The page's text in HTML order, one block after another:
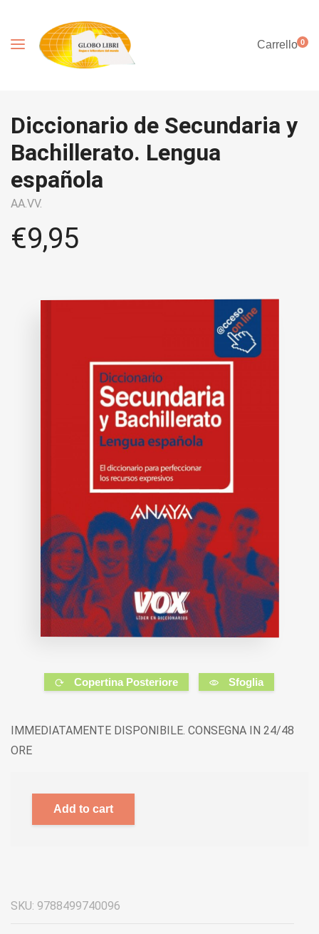
Carrello0
Diccionario de Secundaria y
Bachillerato. Lengua
española
AA.VV.
€9,95
Copertina Posteriore Sfoglia
IMMEDIATAMENTE DISPONIBILE. CONSEGNA IN 24/48
ORE
Add to cart
SKU: 9788499740096